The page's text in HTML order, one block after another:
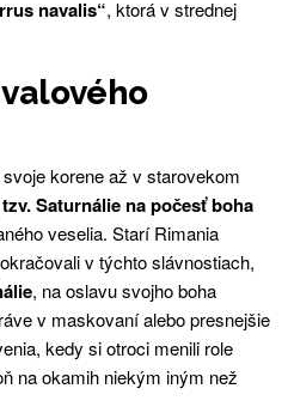
navalis“, ktorá v strednej
korene až v starovekom
tzv. Saturnálie na počesť boha
veselia. Starí Rimania
v týchto slávnostiach,
, na oslavu svojho boha
v maskovaní alebo presnejšie
kedy si otroci menili role
na okamih niekým iným než